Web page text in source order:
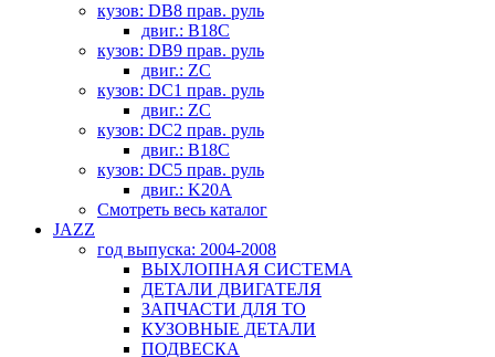
кузов: DB8 прав. руль
двиг.: B18C
кузов: DB9 прав. руль
двиг.: ZC
кузов: DC1 прав. руль
двиг.: ZC
кузов: DC2 прав. руль
двиг.: B18C
кузов: DC5 прав. руль
двиг.: K20A
Смотреть весь каталог
JAZZ
год выпуска: 2004-2008
ВЫХЛОПНАЯ СИСТЕМА
ДЕТАЛИ ДВИГАТЕЛЯ
ЗАПЧАСТИ ДЛЯ ТО
КУЗОВНЫЕ ДЕТАЛИ
ПОДВЕСКА